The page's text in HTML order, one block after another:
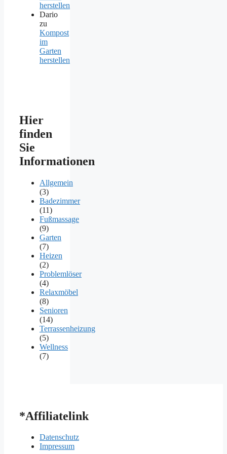
herstellen
Dario
zu
Kompost
im
Garten
herstellen
Hier
finden
Sie
Informationen
Allgemein
(3)
Badezimmer
(11)
Fußmassage
(9)
Garten
(7)
Heizen
(2)
Problemlöser
(4)
Relaxmöbel
(8)
Senioren
(14)
Terrassenheizung
(5)
Wellness
(7)
*Affiliatelink
Datenschutz
Impressum